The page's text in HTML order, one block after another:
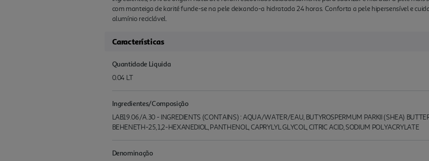
com manteiga de karité funde-se na pele deixando-a hidratada 24 horas. Conforta a pele hipersensível e
alumínio reciclável.
Características
Quantidade Liquida
0.04 LT
Ingredientes/Composição
LAB19.06/A.30 - INGREDIENTS (CONTAINS) : AQUA/WATER/EAU, BUTYROSPERMUM PARKII (SHEA)
BEHENETH-25, 1,2-HEXANEDIOL, PANTHENOL, CAPRYLYL GLYCOL, CITRIC ACID, SODIUM POLYACRYLATE
Denominação